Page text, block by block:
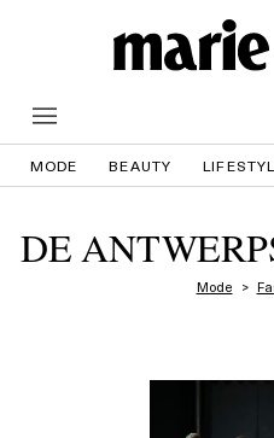
MODE BEAUTY
DE
Mode